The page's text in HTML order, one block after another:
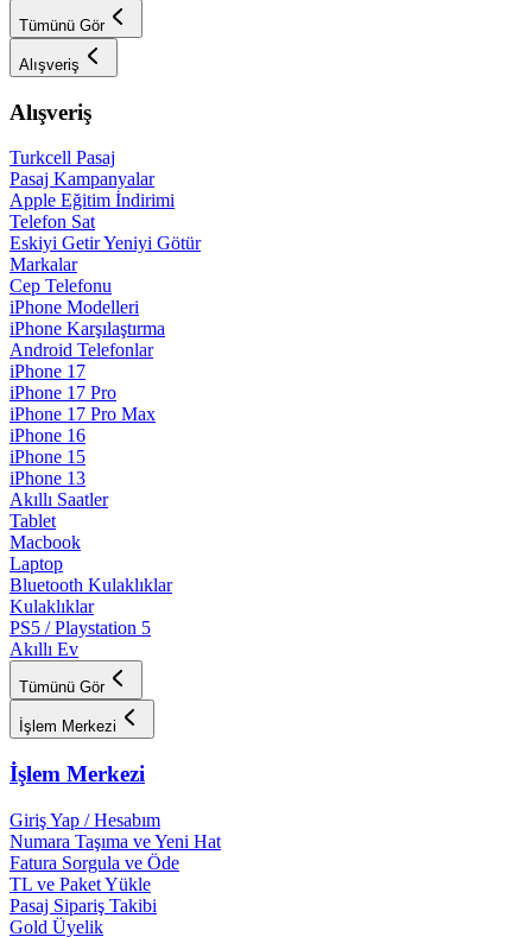
Tümünü Gör
Alışveriş
Alışveriş
Turkcell Pasaj
Pasaj Kampanyalar
Apple Eğitim İndirimi
Telefon Sat
Eskiyi Getir Yeniyi Götür
Markalar
Cep Telefonu
iPhone Modelleri
iPhone Karşılaştırma
Android Telefonlar
iPhone 17
iPhone 17 Pro
iPhone 17 Pro Max
iPhone 16
iPhone 15
iPhone 13
Akıllı Saatler
Tablet
Macbook
Laptop
Bluetooth Kulaklıklar
Kulaklıklar
PS5 / Playstation 5
Akıllı Ev
Tümünü Gör
İşlem Merkezi
İşlem Merkezi
Giriş Yap / Hesabım
Numara Taşıma ve Yeni Hat
Fatura Sorgula ve Öde
TL ve Paket Yükle
Pasaj Sipariş Takibi
Gold Üyelik